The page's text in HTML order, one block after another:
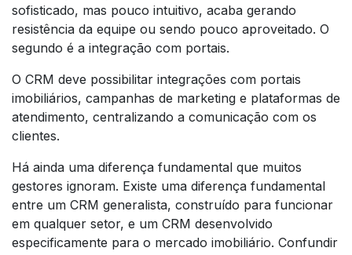
sofisticado, mas pouco intuitivo, acaba gerando
resistência da equipe ou sendo pouco aproveitado. O
segundo é a integração com portais.
O CRM deve possibilitar integrações com portais
imobiliários, campanhas de marketing e plataformas de
atendimento, centralizando a comunicação com os
clientes.
Há ainda uma diferença fundamental que muitos
gestores ignoram. Existe uma diferença fundamental
entre um CRM generalista, construído para funcionar
em qualquer setor, e um CRM desenvolvido
especificamente para o mercado imobiliário. Confundir